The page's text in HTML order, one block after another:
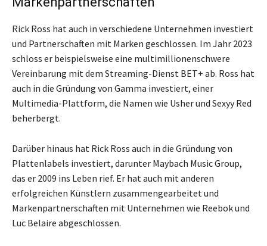
Rick Ross hat auch in verschiedene Unternehmen investiert
und Partnerschaften mit Marken geschlossen. Im Jahr 2023
schloss er beispielsweise eine multimillionenschwere
Vereinbarung mit dem Streaming-Dienst BET+ ab. Ross hat
auch in die Gründung von Gamma investiert, einer
Multimedia-Plattform, die Namen wie Usher und Sexyy Red
beherbergt.
Darüber hinaus hat Rick Ross auch in die Gründung von
Plattenlabels investiert, darunter Maybach Music Group,
das er 2009 ins Leben rief. Er hat auch mit anderen
erfolgreichen Künstlern zusammengearbeitet und
Markenpartnerschaften mit Unternehmen wie Reebok und
Luc Belaire abgeschlossen.